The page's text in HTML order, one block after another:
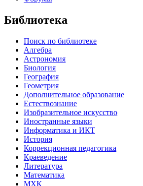
Библиотека
Поиск по библиотеке
Алгебра
Астрономия
Биология
География
Геометрия
Дополнительное образование
Естествознание
Изобразительное искусство
Иностранные языки
Информатика и ИКТ
История
Коррекционная педагогика
Краеведение
Литература
Математика
МХК